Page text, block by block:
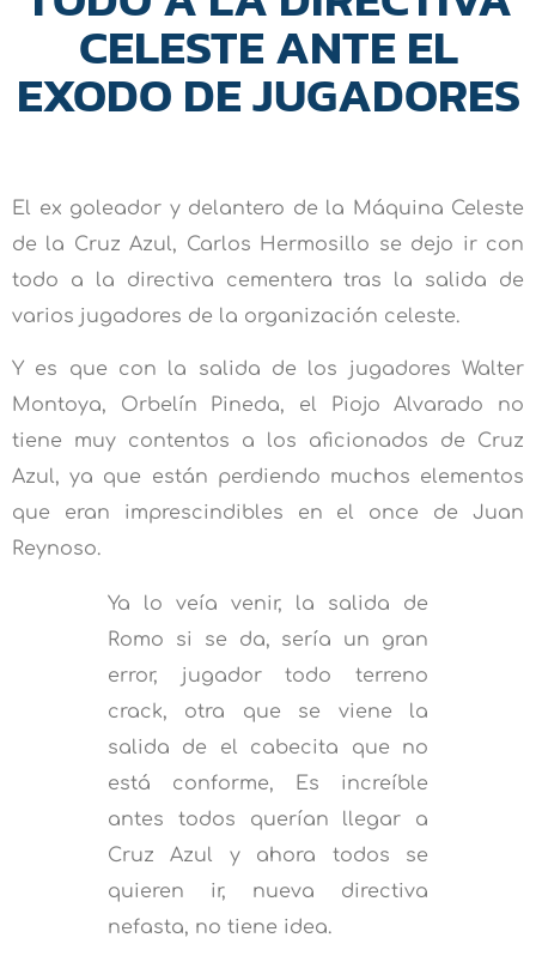
CELESTE ANTE EL
EXODO DE JUGADORES
El ex goleador y delantero de la Máquina Celeste
de la Cruz Azul, Carlos Hermosillo se dejo ir con
todo a la directiva cementera tras la salida de
varios jugadores de la organización celeste.
Y es que con la salida de los jugadores Walter
Montoya, Orbelín Pineda, el Piojo Alvarado no
tiene muy contentos a los aficionados de Cruz
Azul, ya que están perdiendo muchos elementos
que eran imprescindibles en el once de Juan
Reynoso.
Ya lo veía venir, la salida de
Romo si se da, sería un gran
error, jugador todo terreno
crack, otra que se viene la
salida de el cabecita que no
está conforme, Es increíble
antes todos querían llegar a
Cruz Azul y ahora todos se
quieren ir, nueva directiva
nefasta, no tiene idea.